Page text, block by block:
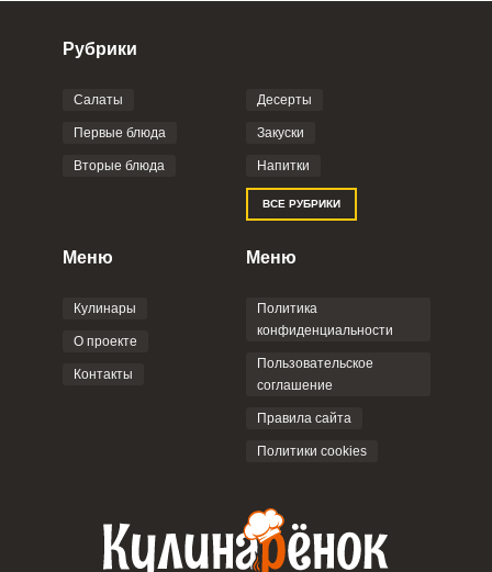
Фото до 4 шт, до 5 mb
Отправляя эту форму, вы соглашаетесь с
Политикой
Пользовательским
соглашением
Рубрики
Салаты
Первые блюда
Вторые блюда
Десерты
Закуски
Напитки
ВСЕ РУБРИКИ
Меню
Кулинары
О проекте
Контакты
Меню
Политика
конфиденциальности
Пользовательское
соглашение
Правила сайта
Политики cookies